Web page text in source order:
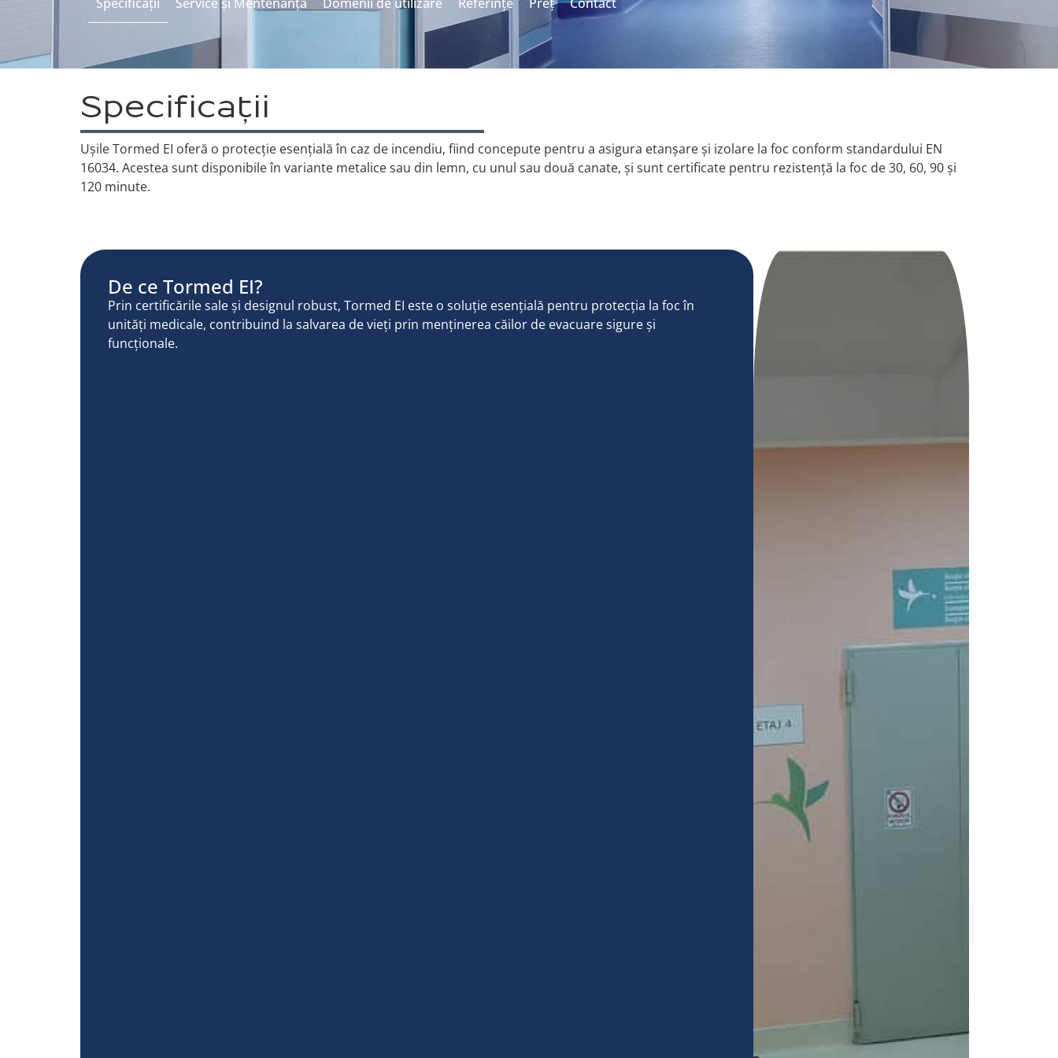
Specificații
Ușile Tormed EI oferă o protecție esențială în caz de incendiu, fiind concepute pentru a asigura etanșare și izolare la foc conform standardului EN
16034. Acestea sunt disponibile în variante metalice sau din lemn, cu unul sau două canate, și sunt certificate pentru rezistență la foc de 30, 60, 90 și
120 minute.
De ce Tormed EI?
Prin certificările sale și designul robust, Tormed EI este o soluție esențială pentru protecția la foc în
unități medicale, contribuind la salvarea de vieți prin menținerea căilor de evacuare sigure și
funcționale.